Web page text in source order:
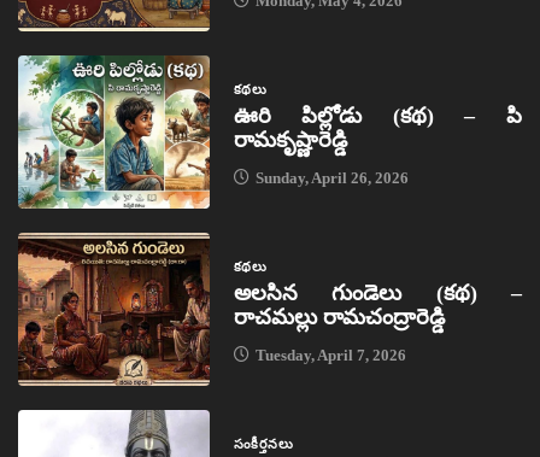
కథలు
ఊరి పిల్లోడు (కథ) – పి
రామకృష్ణారెడ్డి
Sunday, April 26, 2026
కథలు
అలసిన గుండెలు (కథ) –
రాచమల్లు రామచంద్రారెడ్డి
Tuesday, April 7, 2026
సంకీర్తనలు